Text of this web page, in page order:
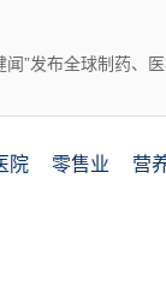
闻”发布全球制药、
院 零售业 营